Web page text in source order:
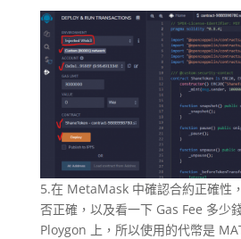
5.在 MetaMask 中確認合約正確性
否正確，以及看一下 Gas Fee 多少
Ploygon 上，所以使用的代幣是